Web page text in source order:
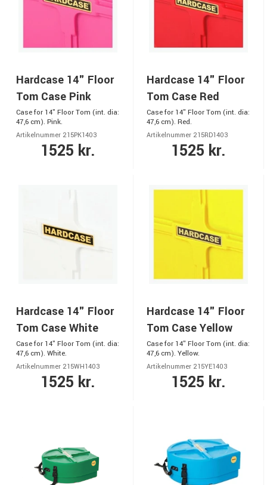
Hardcase 14" Floor
Tom Case Pink
Case for 14" Floor Tom (int. dia:
47,6 cm). Pink.
Artikelnummer 215PK1403
1525 kr.
Hardcase 14" Floor
Tom Case Red
Case for 14" Floor Tom (int. dia:
47,6 cm). Red.
Artikelnummer 215RD1403
1525 kr.
Hardcase 14" Floor
Tom Case White
Case for 14" Floor Tom (int. dia:
47,6 cm). White.
Artikelnummer 215WH1403
1525 kr.
Hardcase 14" Floor
Tom Case Yellow
Case for 14" Floor Tom (int. dia:
47,6 cm). Yellow.
Artikelnummer 215YE1403
1525 kr.